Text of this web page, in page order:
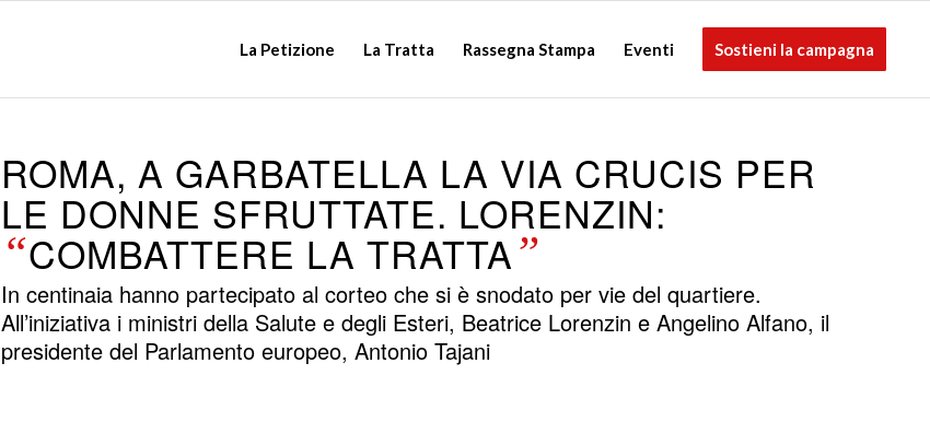
La Petizione La Tratta Rassegna Stampa Eventi Sostieni la campagna
ROMA, A GARBATELLA LA VIA CRUCIS PER
LE DONNE SFRUTTATE. LORENZIN:
“COMBATTERE LA TRATTA”
In centinaia hanno partecipato al corteo che si è snodato per vie del quartiere.
All’iniziativa i ministri della Salute e degli Esteri, Beatrice Lorenzin e Angelino Alfano, il
presidente del Parlamento europeo, Antonio Tajani